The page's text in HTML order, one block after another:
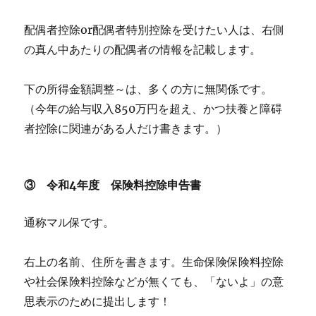
配偶者控除or配偶者特別控除を受けたい人は、右側
の真ん中あたりの配偶者の情報を記載します。
下の所得金額調整～は、多くの方に無関係です。
（今年の給与収入850万円を超え、かつ扶養と障碍
者控除に関連がある人だけ書きます。）
③ 令和4年度 保険料控除申告書
通称マル保です。
右上の名前、住所を書きます。生命保険保険料控除
や社会保険料控除などが無くても、「ないよ」の意
思表示のために提出します！